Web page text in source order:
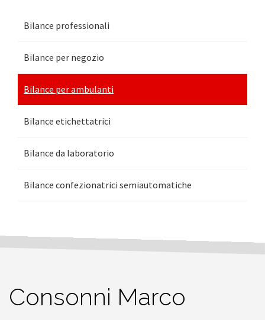
Bilance professionali
Bilance per negozio
Bilance per ambulanti
Bilance etichettatrici
Bilance da laboratorio
Bilance confezionatrici semiautomatiche
Consonni Marco